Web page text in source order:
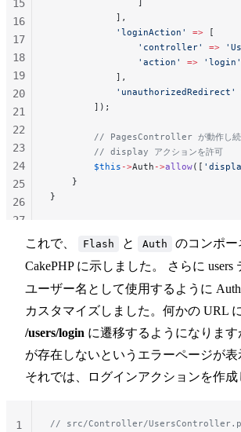
            ],
            'loginAction'
=> [
                'controller'
=>
                'action'
=> 'login'
            ],
            'unauthorizedRedirect'
        ]);
// PagesController が動作し続
        // display アクションを許可
        $this
->Auth ->allow([
    }
}
15
16
17
18
19
20
21
22
23
24
25
26
27
これで、 Flash と Auth
のコンポー
CakePHP に示しました。 さらに users
ユーザー名として使用するように
カスタマイズしました。何かの URL
/users/login に遷移するようになりま
が存在しないというエラーページが表
それでは、ログインアクションを作成
// src/Controller/
1